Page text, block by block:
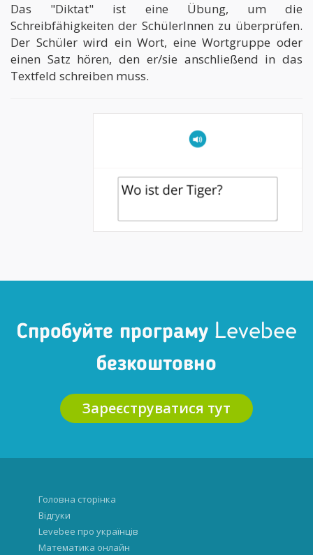
Das "Diktat" ist eine Übung, um die
Schreibfähigkeiten der SchülerInnen zu überprüfen.
Der Schüler wird ein Wort, eine Wortgruppe oder
einen Satz hören, den er/sie anschließend in das
Textfeld schreiben muss.
Спробуйте програму Levebee
безкоштовно
Зареєструватися тут
Головна сторінка
Відгуки
Levebee про українців
Математика онлайн